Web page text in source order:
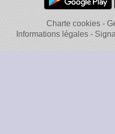
Charte cookies
Informations légales